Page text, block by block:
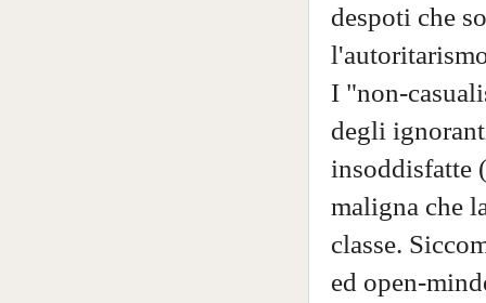
despoti che
I "non-
degli
insoddisfatte
maligna che
classe.
ed open-